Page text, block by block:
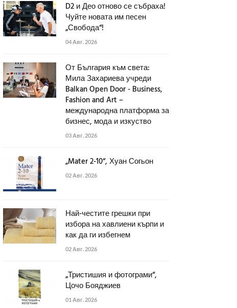
D2 и Део отново се събраха!
Чуйте новата им песен
„Свобода“!
04 Авг. 2026
От България към света:
Мила Захариева учреди
Balkan Open Door - Business,
Fashion and Art –
международна платформа за
бизнес, мода и изкуство
03 Авг. 2026
„Mater 2-10“, Хуан Согьон
02 Авг. 2026
Най-честите грешки при
избора на хавлиени кърпи и
как да ги избегнем
02 Авг. 2026
„Тристишия и фотограми“,
Цочо Бояджиев
01 Авг. 2026